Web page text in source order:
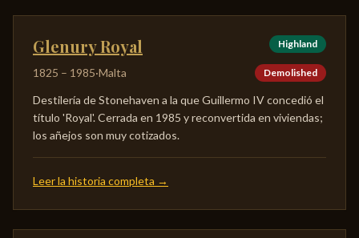
Glenury Royal Highland
1825 – 1985·Malta Demolished
Destilería de Stonehaven a la que Guillermo IV concedió el
título 'Royal'. Cerrada en 1985 y reconvertida en viviendas;
los añejos son muy cotizados.
Leer la historia completa →